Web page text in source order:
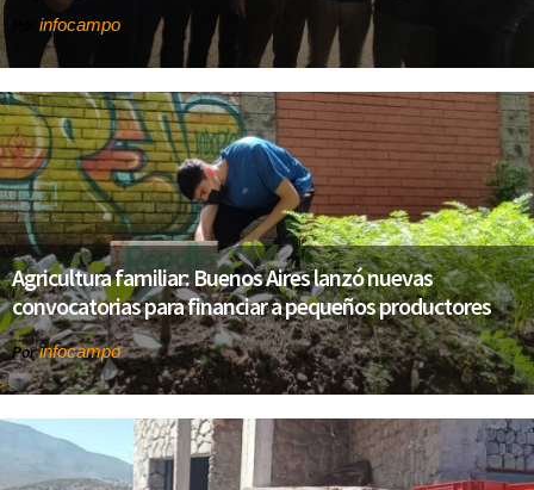
infocampo
Agricultura familiar: Buenos Aires lanzó nuevas
convocatorias para financiar a pequeños productores
Porinfocampo